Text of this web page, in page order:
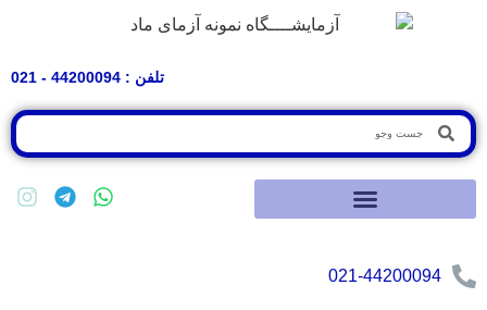
تلفن : 44200094 - 021
021-44200094